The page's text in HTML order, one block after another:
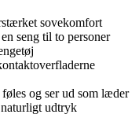
sovekomfort
seng til to personer
og ser ud som læder
udtryk